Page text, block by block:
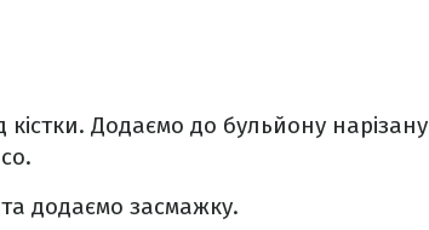
кістки. Додаємо до бульйону нарізану
додаємо засмажку.